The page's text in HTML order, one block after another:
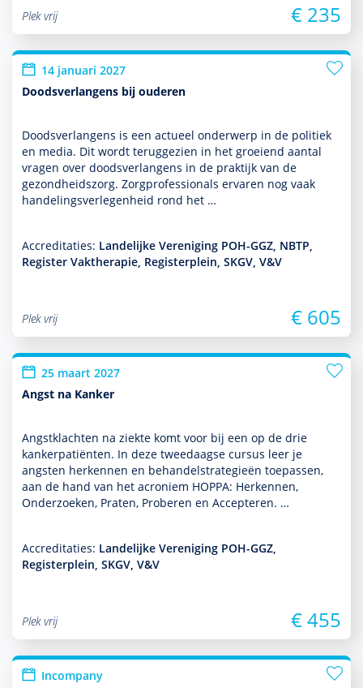
Plek vrij € 235
14 januari 2027
Doodsverlangens bij ouderen
Doodsverlangens is een actueel onder­werp in de politiek
en media. Dit wordt teruggezien in het groeiend aantal
vragen over doodsverlangens in de prak­tijk van de
gezond­heids­zorg. Zorgprofessionals ervaren nog vaak
handelingsverlegenheid rond het …
Accreditaties: Landelijke Vereniging POH-GGZ, NBTP,
Register Vaktherapie, Registerplein, SKGV, V&V
Plek vrij € 605
25 maart 2027
Angst na Kanker
Angstklachten na ziekte komt voor bij een op de drie
kankerpatiënten. In deze tweedaagse cursus leer je
angsten herkennen en behan­delstrategieën toe­pas­sen,
aan de hand van het acroniem HOPPA: Herkennen,
Onderzoeken, Praten, Proberen en Accepteren. …
Accreditaties: Landelijke Vereniging POH-GGZ,
Registerplein, SKGV, V&V
Plek vrij € 455
Incompany